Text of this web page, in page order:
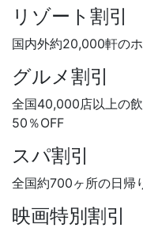
リゾート割引
国内外約20,000軒の
グルメ割引
全国40,000店以上の
50％OFF
スパ割引
全国約700ヶ所の日帰
映画特別割引